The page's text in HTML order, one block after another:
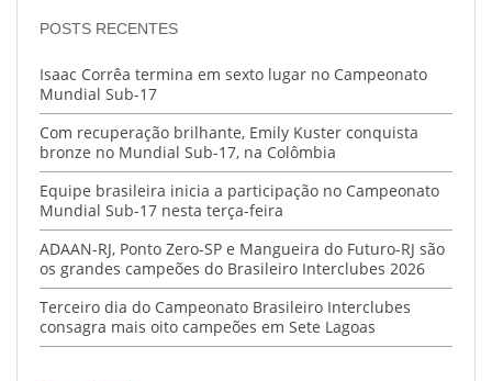
POSTS RECENTES
Isaac Corrêa termina em sexto lugar no Campeonato
Mundial Sub-17
Com recuperação brilhante, Emily Kuster conquista
bronze no Mundial Sub-17, na Colômbia
Equipe brasileira inicia a participação no Campeonato
Mundial Sub-17 nesta terça-feira
ADAAN-RJ, Ponto Zero-SP e Mangueira do Futuro-RJ são
os grandes campeões do Brasileiro Interclubes 2026
Terceiro dia do Campeonato Brasileiro Interclubes
consagra mais oito campeões em Sete Lagoas